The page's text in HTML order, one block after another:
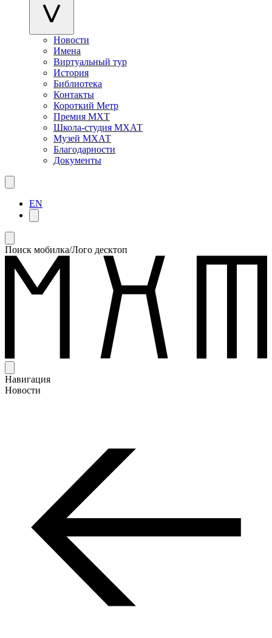
Новости
Имена
Виртуальный тур
История
Библиотека
Контакты
Короткий Метр
Премия МХТ
Школа-студия МХАТ
Музей МХАТ
Благодарности
Документы
EN
Поиск мобилка/Лого десктоп
Навигация
Новости